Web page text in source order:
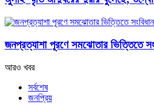
জনপ্রত্যাশা পূরণে সমঝোতার ভিত্তিতে
আরও খবর
সর্বশেষ
জনপ্রিয়